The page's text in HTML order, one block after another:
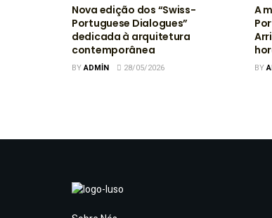
Nova edição dos “Swiss-
Portuguese Dialogues”
dedicada à arquitetura
contemporânea
BYADMIN 28/05/2026
A
BY